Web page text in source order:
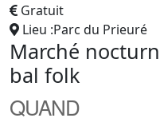
Gratuit
Lieu :Parc du Prieuré
Marché
bal folk
QUAND